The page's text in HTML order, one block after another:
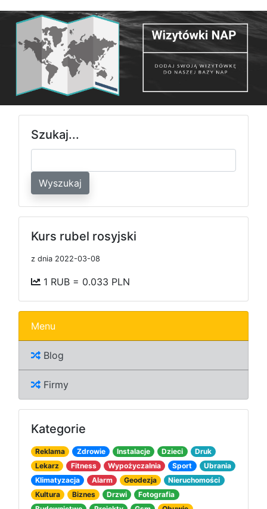
Szukaj...
Wyszukaj
Kurs rubel rosyjski
z dnia 2022-03-08
1 RUB = 0.033 PLN
Menu
Blog
Firmy
Kategorie
Reklama Zdrowie Instalacje Dzieci
Druk
Lekarz
Fitness Wypożyczalnia Sport
Ubrania
Klimatyzacja
Alarm Geodezja
Nieruchomości
Kultura
Biznes Drzwi
Fotografia